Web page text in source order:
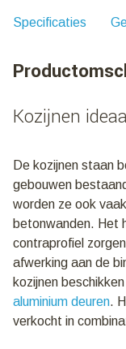
Vast
Specificaties
Kozijnen
De kozijnen staan
gebouwen
worden ze ook
betonwanden. Het
contraprofiel
afwerking aan de
kozijnen
aluminium deuren.
verkocht in